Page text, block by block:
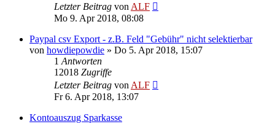
Letzter Beitrag von ALF
Mo 9. Apr 2018, 08:08
Paypal csv Export - z.B. Feld "Gebühr" nicht selektierbar
von howdiepowdie » Do 5. Apr 2018, 15:07
1 Antworten
12018 Zugriffe
Letzter Beitrag von ALF
Fr 6. Apr 2018, 13:07
Kontoauszug Sparkasse